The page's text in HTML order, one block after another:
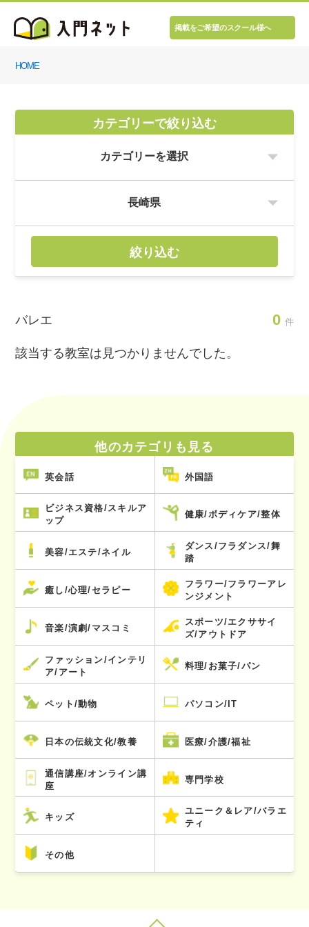
掲載をご希望のスクール様へ
HOME
カテゴリーで絞り込む
絞り込む
バレエ 0 件
該当する教室は見つかりませんでした。
他のカテゴリも見る
英会話 外国語
ビジネス資格/スキルア
ップ
健康/ボディケア/整体
美容/エステ/ネイル
ダンス/フラダンス/舞
踏
癒し/心理/セラピー
フラワー/フラワーアレ
ンジメント
音楽/演劇/マスコミ
スポーツ/エクササイ
ズ/アウトドア
ファッション/インテリ
ア/アート
料理/お菓子/パン
ペット/動物 パソコン/IT
日本の伝統文化/教養 医療/介護/福祉
通信講座/オンライン講
座
専門学校
キッズ
ユニーク＆レア/バラエ
ティ
その他